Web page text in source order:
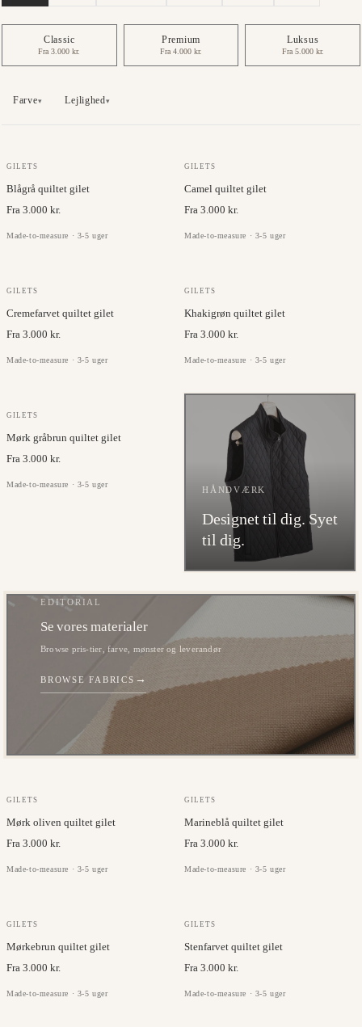
Classic
Fra 3.000 kr.
Premium
Fra 4.000 kr.
Luksus
Fra 5.000 kr.
Farve▾ Lejlighed▾
GILETS
Blågrå quiltet gilet
Fra 3.000 kr.
Made-to-measure · 3-5 uger
GILETS
Camel quiltet gilet
Fra 3.000 kr.
Made-to-measure · 3-5 uger
GILETS
Cremefarvet quiltet gilet
Fra 3.000 kr.
Made-to-measure · 3-5 uger
GILETS
Khakigrøn quiltet gilet
Fra 3.000 kr.
Made-to-measure · 3-5 uger
GILETS
Mørk gråbrun quiltet gilet
Fra 3.000 kr.
Made-to-measure · 3-5 uger
HÅNDVÆRK
Designet til dig. Syet
til dig.
EDITORIAL
Se vores materialer
Browse pris-tier, farve, mønster og leverandør
BROWSE FABRICS →
GILETS
Mørk oliven quiltet gilet
Fra 3.000 kr.
Made-to-measure · 3-5 uger
GILETS
Marineblå quiltet gilet
Fra 3.000 kr.
Made-to-measure · 3-5 uger
GILETS
Mørkebrun quiltet gilet
Fra 3.000 kr.
Made-to-measure · 3-5 uger
GILETS
Stenfarvet quiltet gilet
Fra 3.000 kr.
Made-to-measure · 3-5 uger